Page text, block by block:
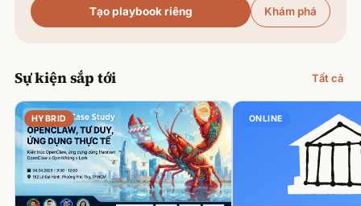
Tạo playbook riêng Khám phá
Sự kiện sắp tới Tất cả
HYBRID ONLINE